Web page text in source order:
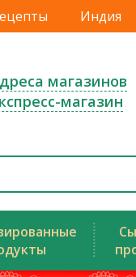
Индия
магазинов
магазин